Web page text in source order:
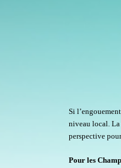
Si
niveau local. La
perspective
Pour les